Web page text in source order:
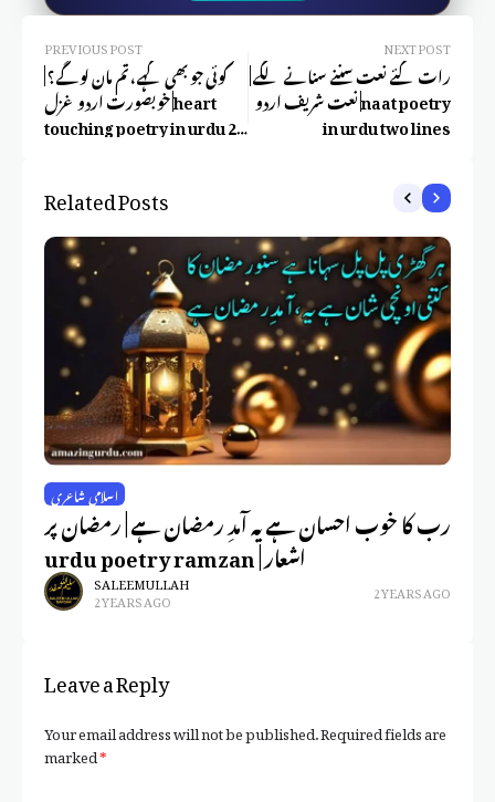
PREVIOUS POST
کوئی جو بھی کہے، تم مان لو گے؟ |
خوبصورت اردو غزل |heart
touching poetry in urdu 2
lines sms
NEXT POST
رات گئے نعت سننے سنانے لگے |
نعت شریف اردو |naat poetry
in urdu two lines
Related Posts
اسلامی شاعری
رب کا خوب احسان ہے یہ آمدِ رمضان ہے | رمضان پر
اشعار | urdu poetry ramzan
SALEEM ULLAH
2 YEARS AGO 2 YEARS AGO
Leave a Reply
Your email address will not be published.Required fields are
marked*